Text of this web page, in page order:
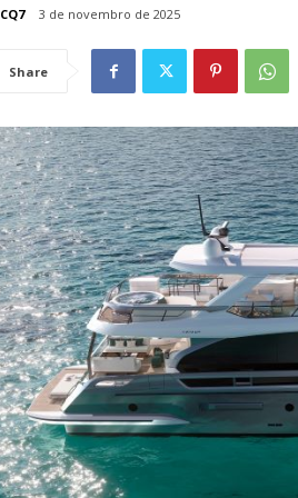
CQ7 3 de novembro de 2025
Share